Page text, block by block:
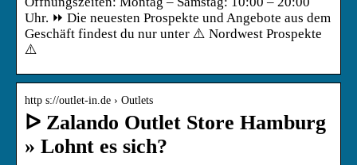
Uhr. ⏩ Die neuesten Prospekte und Angebote aus dem
Geschäft findest du nur unter ⚠️ Nordwest Prospekte
⚠️
http s://outlet-in.de › Outlets
ᐅ Zalando Outlet Store Hamburg
» Lohnt es sich?